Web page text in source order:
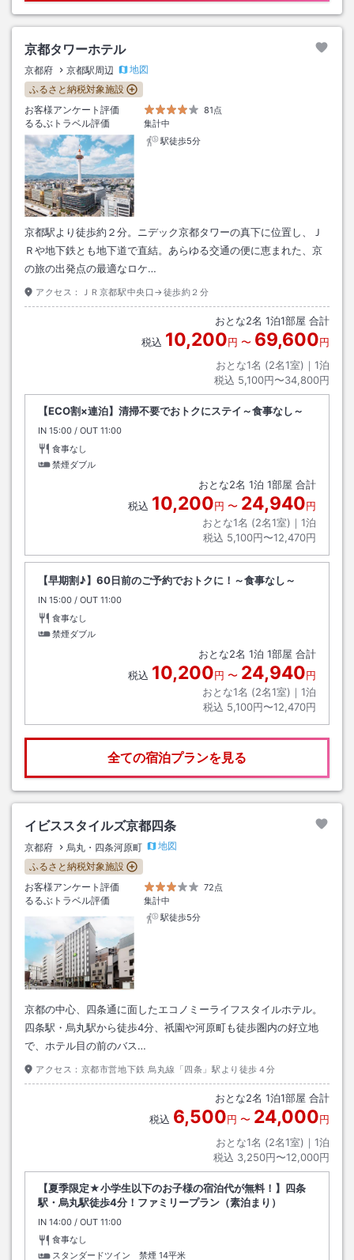
京都タワーホテル
京都府 京都駅周辺
地図
ふるさと納税対象施設
お客様アンケート評価
81点
るるぶトラベル評価
集計中
駅徒歩5分
京都駅より徒歩約２分。ニデック京都タワーの真下に位置し、Ｊ
Ｒや地下鉄とも地下道で直結。あらゆる交通の便に恵まれた、京
の旅の出発点の最適なロケ…
アクセス： ＪＲ京都駅中央口→徒歩約２分
おとな2名 1泊1部屋 合計
税込 10,200円 〜 69,600円
おとな1名 (2名1室)｜ 1泊
税込 5,100円〜34,800円
【ECO割×連泊】清掃不要でおトクにステイ～食事なし～
IN チェックイン
15:00 / OUT チェックアウト
11:00
食事なし
禁煙ダブル
おとな2名 1泊 1部屋 合計
税込 10,200円 〜 24,940円
おとな1名 (2名1室)｜ 1泊
税込 5,100円〜12,470円
【早期割♪】60日前のご予約でおトクに！～食事なし～
IN チェックイン
15:00 / OUT チェックアウト
11:00
食事なし
禁煙ダブル
おとな2名 1泊 1部屋 合計
税込 10,200円 〜 24,940円
おとな1名 (2名1室)｜ 1泊
税込 5,100円〜12,470円
全ての宿泊プランを見る
イビススタイルズ京都四条
京都府 烏丸・四条河原町
地図
ふるさと納税対象施設
お客様アンケート評価
72点
るるぶトラベル評価
集計中
駅徒歩5分
京都の中心、四条通に面したエコノミーライフスタイルホテル。
四条駅・烏丸駅から徒歩4分、祇園や河原町も徒歩圏内の好立地
で、ホテル目の前のバス…
アクセス： 京都市営地下鉄 烏丸線「四条」駅より徒歩４分
おとな2名 1泊1部屋 合計
税込 6,500円 〜 24,000円
おとな1名 (2名1室)｜ 1泊
税込 3,250円〜12,000円
【夏季限定★小学生以下のお子様の宿泊代が無料！】四条
駅・烏丸駅徒歩4分！ファミリープラン（素泊まり）
IN チェックイン
14:00 / OUT チェックアウト
11:00
食事なし
スタンダードツイン 禁煙 14平米